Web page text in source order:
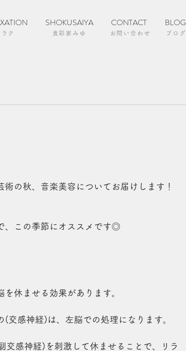
SHOKUSAIYA CONTACT BLOG
ラク お問い合わせ
食彩家みゆ ブログ
の秋、音楽美容についてお届けします！
、この季節にオススメです◎
休ませる効果があります。
交感神経)は、左脳での処理になります。
感神経)を刺激して休ませることで、リラ